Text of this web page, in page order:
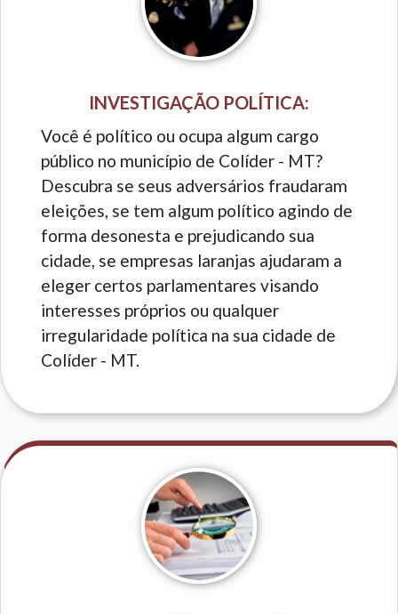
INVESTIGAÇÃO POLÍTICA:
Você é político ou ocupa algum cargo
público no município de Colíder - MT?
Descubra se seus adversários fraudaram
eleições, se tem algum político agindo de
forma desonesta e prejudicando sua
cidade, se empresas laranjas ajudaram a
eleger certos parlamentares visando
interesses próprios ou qualquer
irregularidade política na sua cidade de
Colíder - MT.